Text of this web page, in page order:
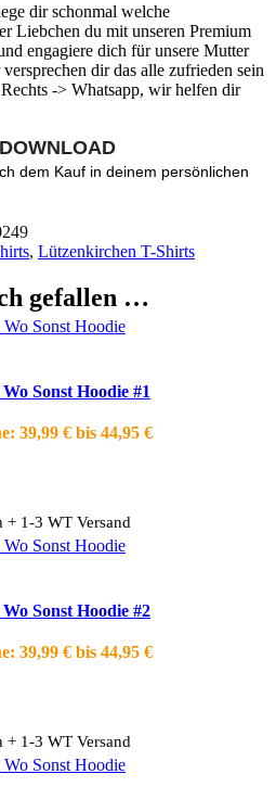
dir schonmal welche
Liebchen du mit unseren Premium
engagiere dich für unsere Mutter
dir das alle zufrieden sein
-> Whatsapp, wir helfen dir
dem Kauf in deinem persönlichen
, Lützenkirchen T-Shirts
gefallen …
gewählt werden
Sonst Hoodie #1
39,99 € bis 44,95 €
1-3 WT Versand
gewählt werden
Sonst Hoodie #2
39,99 € bis 44,95 €
1-3 WT Versand